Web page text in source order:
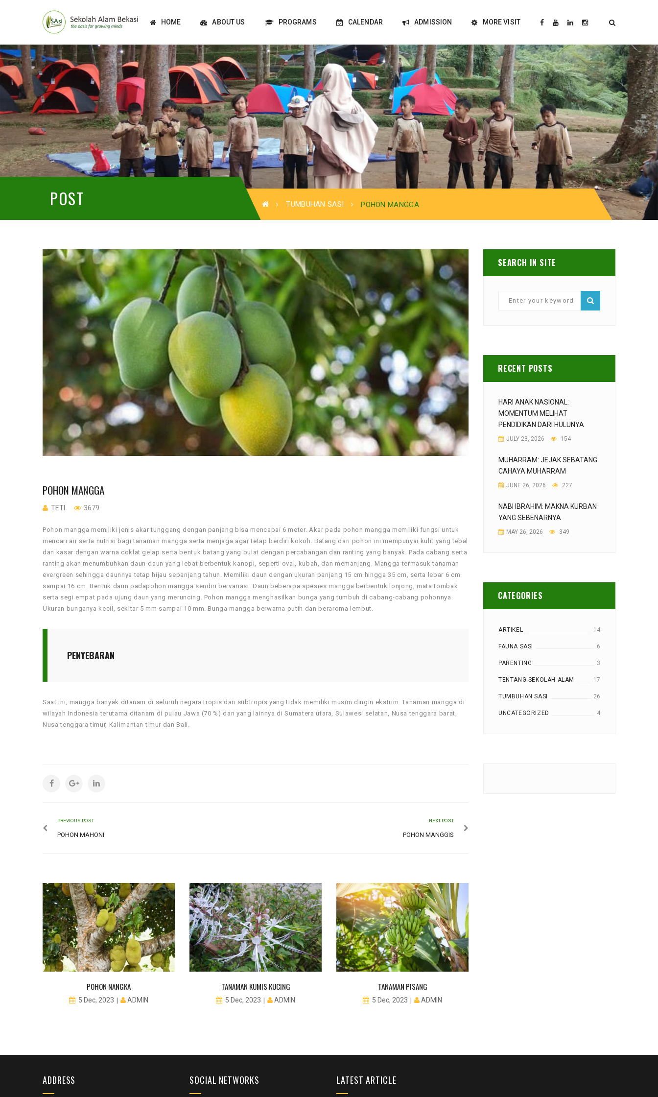
HOME ABOUT US PROGRAMS CALENDAR ADMISSION MORE VISIT
POST TUMBUHAN SASI POHON MANGGA
POHON MANGGA
TETI 3679
Pohon mangga memiliki jenis akar tunggang dengan panjang bisa mencapai 6 meter. Akar pada pohon mangga memiliki fungsi untuk
mencari air serta nutrisi bagi tanaman mangga serta menjaga agar tetap berdiri kokoh. Batang dari pohon ini mempunyai kulit yang tebal
dan kasar dengan warna coklat gelap serta bentuk batang yang bulat dengan percabangan dan ranting yang banyak. Pada cabang serta
ranting akan menumbuhkan daun-daun yang lebat berbentuk kanopi, seperti oval, kubah, dan memanjang. Mangga termasuk tanaman
evergreen sehingga daunnya tetap hijau sepanjang tahun. Memiliki daun dengan ukuran panjang 15 cm hingga 35 cm, serta lebar 6 cm
sampai 16 cm. Bentuk daun padapohon mangga sendiri bervariasi. Daun beberapa spesies mangga berbentuk lonjong, mata tombak
serta segi empat pada ujung daun yang meruncing. Pohon mangga menghasilkan bunga yang tumbuh di cabang-cabang pohonnya.
Ukuran bunganya kecil, sekitar 5 mm sampai 10 mm. Bunga mangga berwarna putih dan beraroma lembut.
PENYEBARAN
Saat ini, mangga banyak ditanam di seluruh negara tropis dan subtropis yang tidak memiliki musim dingin ekstrim. Tanaman mangga di
wilayah Indonesia terutama ditanam di pulau Jawa (70 %) dan yang lainnya di Sumatera utara, Sulawesi selatan, Nusa tenggara barat,
Nusa tenggara timur, Kalimantan timur dan Bali.
PREVIOUS POST
POHON MAHONI
NEXT POST
POHON MANGGIS
POHON NANGKA
5 Dec, 2023 ADMIN
TANAMAN KUMIS KUCING
5 Dec, 2023 ADMIN
TANAMAN PISANG
5 Dec, 2023 ADMIN
SEARCH IN SITE
RECENT POSTS
HARI ANAK NASIONAL:
MOMENTUM MELIHAT
PENDIDIKAN DARI HULUNYA
JULY 23, 2026 154
MUHARRAM: JEJAK SEBATANG
CAHAYA MUHARRAM
JUNE 26, 2026 227
NABI IBRAHIM: MAKNA KURBAN
YANG SEBENARNYA
MAY 26, 2026 349
CATEGORIES
ARTIKEL 14
FAUNA SASI 6
PARENTING 3
TENTANG SEKOLAH ALAM 17
TUMBUHAN SASI 26
UNCATEGORIZED 4
ADDRESS SOCIAL NETWORKS LATEST ARTICLE